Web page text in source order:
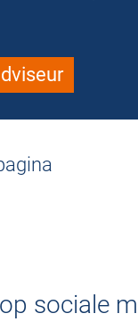
sociale